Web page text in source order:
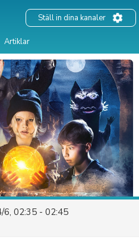
Artiklar
Ställ in dina kanaler
6, 02:35 - 02:45